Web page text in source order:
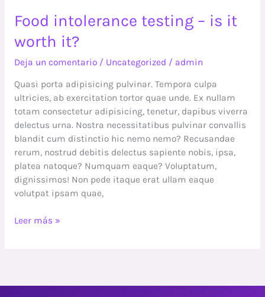
Food intolerance testing – is it
worth it?
Deja un comentario / Uncategorized / admin
Quasi porta adipisicing pulvinar. Tempora culpa
ultricies, ab exercitation tortor quae unde. Ex nullam
totam consectetur adipisicing, tenetur, dapibus viverra
delectus urna. Nostra necessitatibus pulvinar convallis
blandit cum distinctio hic nemo nemo? Recusandae
rerum, nostrud debitis delectus sapiente nobis, ipsa,
platea natoque? Numquam eaque? Voluptatum,
dignissimos! Non pede itaque erat ullam eaque
volutpat ipsam quae,
Leer más »